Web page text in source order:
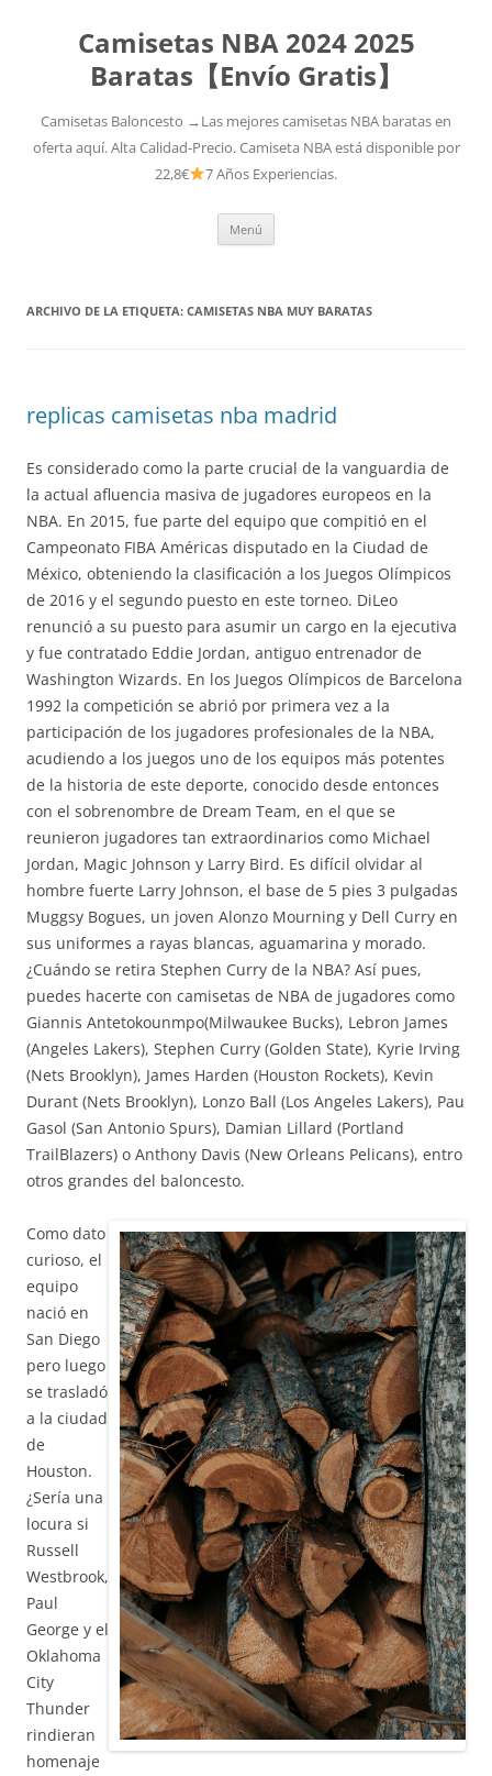
Camisetas NBA 2024 2025
Baratas【Envío Gratis】
Camisetas Baloncesto →Las mejores camisetas NBA baratas en
oferta aquí. Alta Calidad-Precio. Camiseta NBA está disponible por
22,8€
7 Años Experiencias.
Menú
ARCHIVO DE LA ETIQUETA: CAMISETAS NBA MUY BARATAS
replicas camisetas nba madrid
Es considerado como la parte crucial de la vanguardia de
la actual afluencia masiva de jugadores europeos en la
NBA. En 2015, fue parte del equipo que compitió en el
Campeonato FIBA Américas disputado en la Ciudad de
México, obteniendo la clasificación a los Juegos Olímpicos
de 2016 y el segundo puesto en este torneo. DiLeo
renunció a su puesto para asumir un cargo en la ejecutiva
y fue contratado Eddie Jordan, antiguo entrenador de
Washington Wizards. En los Juegos Olímpicos de Barcelona
1992 la competición se abrió por primera vez a la
participación de los jugadores profesionales de la NBA,
acudiendo a los juegos uno de los equipos más potentes
de la historia de este deporte, conocido desde entonces
con el sobrenombre de Dream Team, en el que se
reunieron jugadores tan extraordinarios como Michael
Jordan, Magic Johnson y Larry Bird. Es difícil olvidar al
hombre fuerte Larry Johnson, el base de 5 pies 3 pulgadas
Muggsy Bogues, un joven Alonzo Mourning y Dell Curry en
sus uniformes a rayas blancas, aguamarina y morado.
¿Cuándo se retira Stephen Curry de la NBA? Así pues,
puedes hacerte con camisetas de NBA de jugadores como
Giannis Antetokounmpo(Milwaukee Bucks), Lebron James
(Angeles Lakers), Stephen Curry (Golden State), Kyrie Irving
(Nets Brooklyn), James Harden (Houston Rockets), Kevin
Durant (Nets Brooklyn), Lonzo Ball (Los Angeles Lakers), Pau
Gasol (San Antonio Spurs), Damian Lillard (Portland
TrailBlazers) o Anthony Davis (New Orleans Pelicans), entro
otros grandes del baloncesto.
Como dato
curioso, el
equipo
nació en
San Diego
pero luego
se trasladó
a la ciudad
de
Houston.
¿Sería una
locura si
Russell
Westbrook,
Paul
George y el
Oklahoma
City
Thunder
rindieran
homenaje